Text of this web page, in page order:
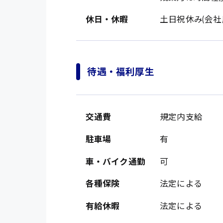
製造・軽作業・物流系
組立、加工
軽作業
介護・医療系
医師
広島市中区
山県郡
大竹市
時給1200円～
休日・休暇 土日祝休み(会
待遇・福利厚生
交通費 規定内支給
駐車場 有
車・バイク通勤 可
各種保険 法定による
有給休暇 法定による